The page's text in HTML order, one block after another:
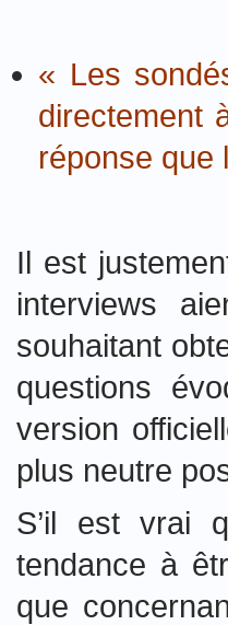
« Les
directement
réponse que
Il est
interviews
souhaitant
questions
version
plus neutre
S’il est vrai
tendance à
que